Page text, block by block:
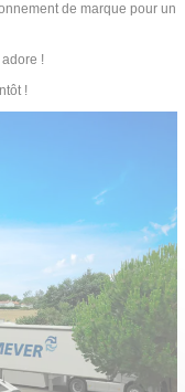
de marque pour un
!
!